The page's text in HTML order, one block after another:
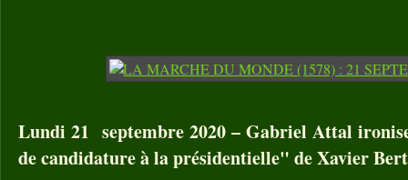
Lundi 21 septembre 2020 – Gabriel Attal
de candidature à la présidentielle" de Xavier